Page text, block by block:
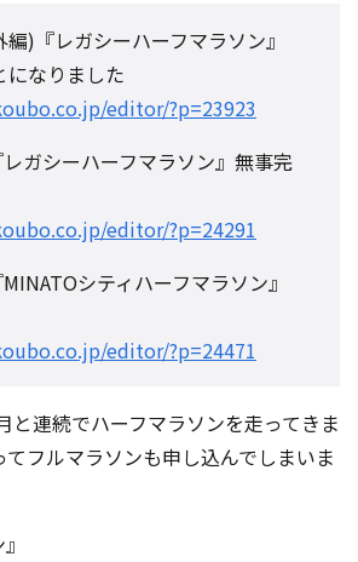
無料掲載お申し込み
ログイン
)『レガシーハーフマラソン』
になりました
editor/?p=23923
ガシーハーフマラソン』無事完
editor/?p=24291
シティハーフマラソン』
editor/?p=24471
と連続でハーフマラソンを走ってきま
てフルマラソンも申し込んでしまいま